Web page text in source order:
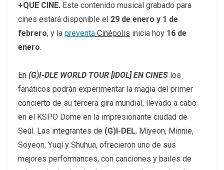
+QUE CINE. Este contenido musical grabado para
cines estará disponible el 29 de enero y 1 de
febrero, y la preventa Cinépolis inicia hoy 16 de
enero.
En (G)I-DLE WORLD TOUR [iDOL] EN CINES los
fanáticos podrán experimentar la magia del primer
concierto de su tercera gira mundial, llevado a cabo
en el KSPO Dome en la impresionante ciudad de
Seúl. Las integrantes de (G)I-DEL, Miyeon, Minnie,
Soyeon, Yuqi y Shuhua, ofrecieron uno de sus
mejores performances, con canciones y bailes de